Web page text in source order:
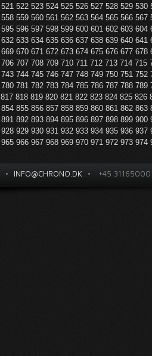
521 522 523 524 525 526 527 528 529 530
558 559 560 561 562 563 564 565 566 567
595 596 597 598 599 600 601 602 603 604
632 633 634 635 636 637 638 639 640 641
669 670 671 672 673 674 675 676 677 678
706 707 708 709 710 711 712 713 714 715
743 744 745 746 747 748 749 750 751 752
780 781 782 783 784 785 786 787 788 789
817 818 819 820 821 822 823 824 825 826
854 855 856 857 858 859 860 861 862 863
891 892 893 894 895 896 897 898 899 900
928 929 930 931 932 933 934 935 936 937
965 966 967 968 969 970 971 972 973 974
• INFO@CHRONO.DK • +45 31165000